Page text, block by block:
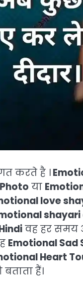
करते है ।
या
love
वह हर समय
Emotional Sad
Heart
बताता हैं।